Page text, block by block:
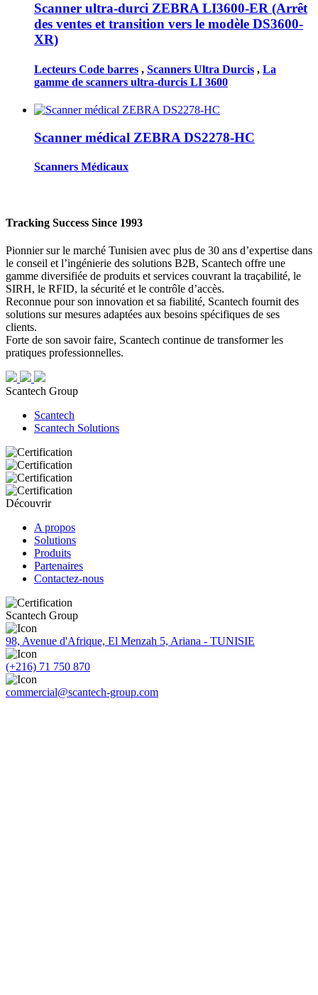
Scanner ultra-durci ZEBRA LI3600-ER (Arrêt
des ventes et transition vers le modèle DS3600-
XR)
Lecteurs Code barres , Scanners Ultra Durcis , La
gamme de scanners ultra-durcis LI 3600
Scanner médical ZEBRA DS2278-HC
Scanners Médicaux
Tracking Success Since 1993
Pionnier sur le marché Tunisien avec plus de 30 ans d’expertise dans
le conseil et l’ingénierie des solutions B2B, Scantech offre une
gamme diversifiée de produits et services couvrant la traçabilité, le
SIRH, le RFID, la sécurité et le contrôle d’accès.
Reconnue pour son innovation et sa fiabilité, Scantech fournit des
solutions sur mesures adaptées aux besoins spécifiques de ses
clients.
Forte de son savoir faire, Scantech continue de transformer les
pratiques professionnelles.
Scantech Group
Scantech
Scantech Solutions
Découvrir
A propos
Solutions
Produits
Partenaires
Contactez-nous
Scantech Group
98, Avenue d'Afrique, El Menzah 5, Ariana - TUNISIE
(+216) 71 750 870
commercial@scantech-group.com